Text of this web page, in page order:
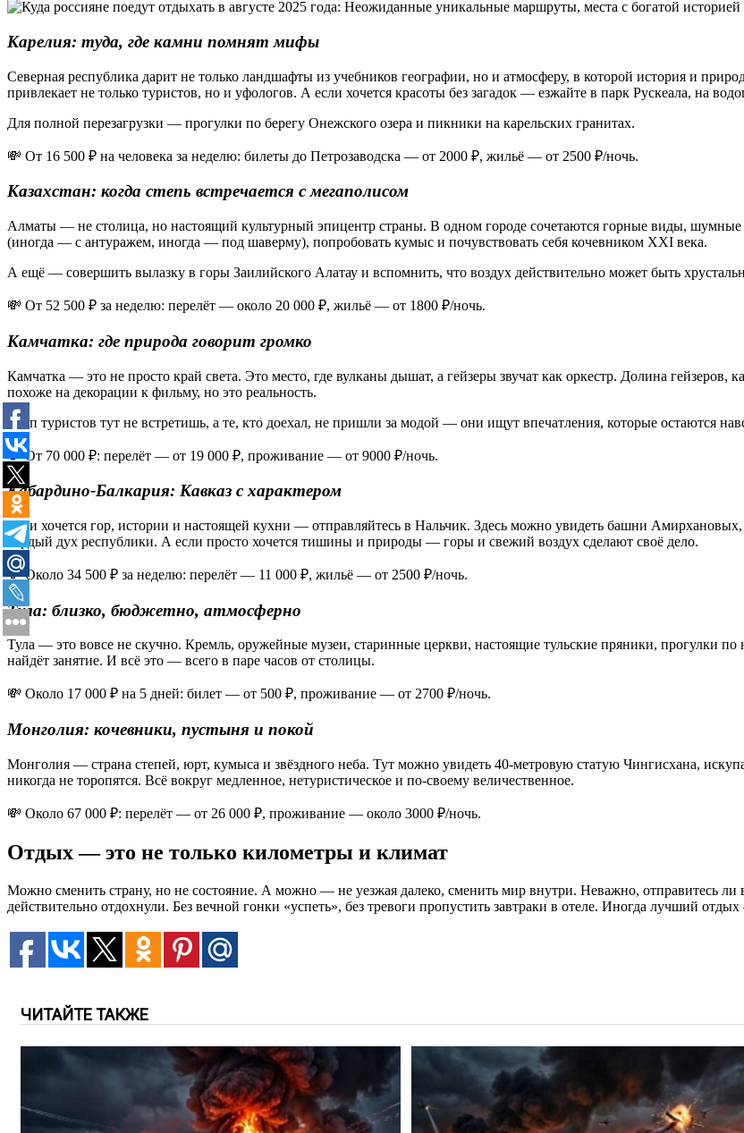
Карелия: туда, где камни помнят мифы
Северная республика дарит не только ландшафты из учебников географии, но и атмосферу, в которой история и
привлекает не только туристов, но и уфологов. А если хочется красоты без загадок — езжайте в парк Рускеала, на
Для полной перезагрузки — прогулки по берегу Онежского озера и пикники на карельских гранитах.
💸 От 16 500 ₽ на человека за неделю: билеты до Петрозаводска — от 2000 ₽, жильё — от 2500 ₽/ночь.
Казахстан: когда степь встречается с мегаполисом
Алматы — не столица, но настоящий культурный эпицентр страны. В одном городе сочетаются горные виды,
(иногда — с антуражем, иногда — под шаверму), попробовать кумыс и почувствовать себя кочевником XXI века.
А ещё — совершить вылазку в горы Заилийского Алатау и вспомнить, что воздух действительно может быть
💸 От 52 500 ₽ за неделю: перелёт — около 20 000 ₽, жильё — от 1800 ₽/ночь.
Камчатка: где природа говорит громко
Камчатка — это не просто край света. Это место, где вулканы дышат, а гейзеры звучат как оркестр. Долина гейзеров,
похоже на декорации к фильму, но это реальность.
Толп туристов тут не встретишь, а те, кто доехал, не пришли за модой — они ищут впечатления, которые остаются
💸 От 70 000 ₽: перелёт — от 19 000 ₽, проживание — от 9000 ₽/ночь.
Кабардино-Балкария: Кавказ с характером
Если хочется гор, истории и настоящей кухни — отправляйтесь в Нальчик. Здесь можно увидеть башни
гордый дух республики. А если просто хочется тишины и природы — горы и свежий воздух сделают своё дело.
💸 Около 34 500 ₽ за неделю: перелёт — 11 000 ₽, жильё — от 2500 ₽/ночь.
Тула: близко, бюджетно, атмосферно
Тула — это вовсе не скучно. Кремль, оружейные музеи, старинные церкви, настоящие тульские пряники, прогулки
найдёт занятие. И всё это — всего в паре часов от столицы.
💸 Около 17 000 ₽ на 5 дней: билет — от 500 ₽, проживание — от 2700 ₽/ночь.
Монголия: кочевники, пустыня и покой
Монголия — страна степей, юрт, кумыса и звёздного неба. Тут можно увидеть 40-метровую статую Чингисхана,
никогда не торопятся. Всё вокруг медленное, нетуристическое и по-своему величественное.
💸 Около 67 000 ₽: перелёт — от 26 000 ₽, проживание — около 3000 ₽/ночь.
Отдых — это не только километры и климат
Можно сменить страну, но не состояние. А можно — не уезжая далеко, сменить мир внутри. Неважно, отправитесь
действительно отдохнули. Без вечной гонки «успеть», без тревоги пропустить завтраки в отеле. Иногда лучший
ЧИТАЙТЕ ТАКЖЕ